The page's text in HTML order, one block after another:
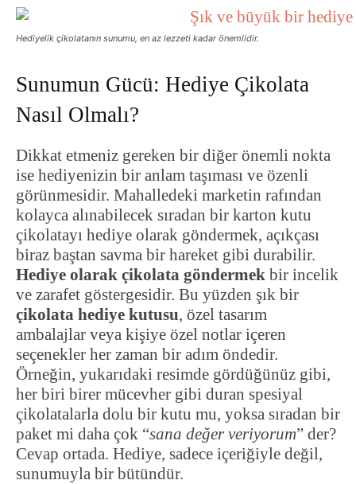
Hediyelik çikolatanın sunumu, en az lezzeti kadar önemlidir.
Sunumun Gücü: Hediye Çikolata
Nasıl Olmalı?
Dikkat etmeniz gereken bir diğer önemli nokta
ise hediyenizin bir anlam taşıması ve özenli
görünmesidir. Mahalledeki marketin rafından
kolayca alınabilecek sıradan bir karton kutu
çikolatayı hediye olarak göndermek, açıkçası
biraz baştan savma bir hareket gibi durabilir.
Hediye olarak çikolata göndermek bir incelik
ve zarafet göstergesidir. Bu yüzden şık bir
çikolata hediye kutusu, özel tasarım
ambalajlar veya kişiye özel notlar içeren
seçenekler her zaman bir adım öndedir.
Örneğin, yukarıdaki resimde gördüğünüz gibi,
her biri birer mücevher gibi duran spesiyal
çikolatalarla dolu bir kutu mu, yoksa sıradan bir
paket mi daha çok “sana değer veriyorum” der?
Cevap ortada. Hediye, sadece içeriğiyle değil,
sunumuyla bir bütündür.